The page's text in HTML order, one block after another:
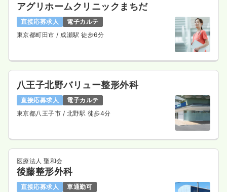
アグリホームクリニックまちだ
直接応募求人
電子カルテ
東京都町田市/ 成瀬駅 徒歩6分
八王子北野バリュー整形外科
直接応募求人
電子カルテ
東京都八王子市 / 北野駅 徒歩4分
医療法人 聖和会
後藤整形外科
直接応募求人
車通勤可